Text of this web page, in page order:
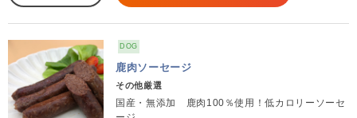
DOG
鹿肉ソーセージ
その他厳選
国産・無添加 鹿肉100％使用！低カロリーソーセ